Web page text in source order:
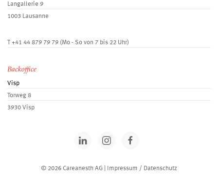
Langallerie 9
1003 Lausanne
T+41 44 879 79 79 (Mo - So von 7 bis 22 Uhr)
Backoffice
Visp
Torweg 8
3930 Visp
© 2026 Careanesth AG | Impressum / Datenschutz